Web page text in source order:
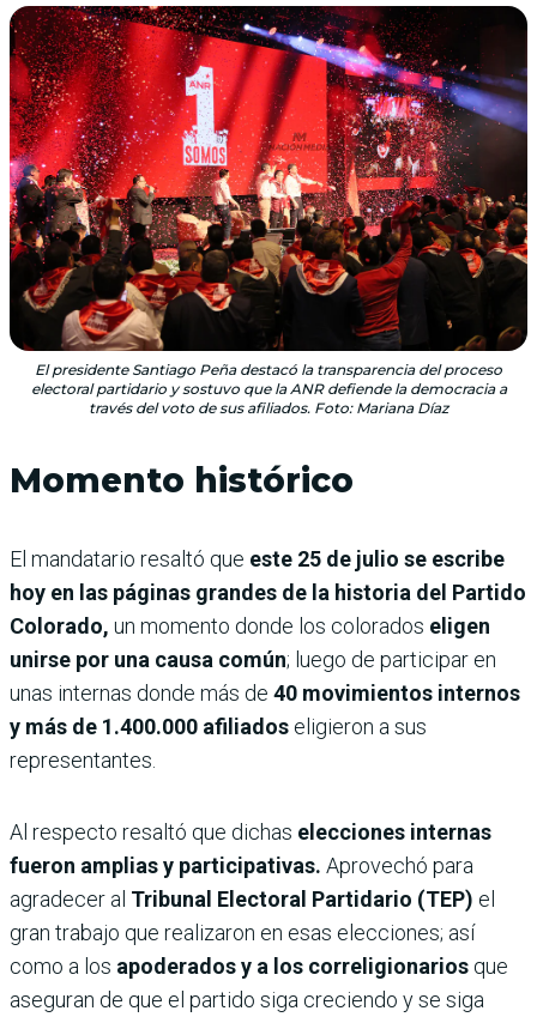
El presidente Santiago Peña destacó la transparencia del proceso
electoral partidario y sostuvo que la ANR defiende la democracia a
través del voto de sus afiliados. Foto: Mariana Díaz
Momento histórico
El mandatario resaltó que este 25 de julio se escribe
hoy en las páginas grandes de la historia del Partido
Colorado, un momento donde los colorados eligen
unirse por una causa común; luego de participar en
unas internas donde más de 40 movimientos internos
y más de 1.400.000 afiliados eligieron a sus
representantes.
Al respecto resaltó que dichas elecciones internas
fueron amplias y participativas. Aprovechó para
agradecer al Tribunal Electoral Partidario (TEP) el
gran trabajo que realizaron en esas elecciones; así
como a los apoderados y a los correligionarios que
aseguran de que el partido siga creciendo y se siga